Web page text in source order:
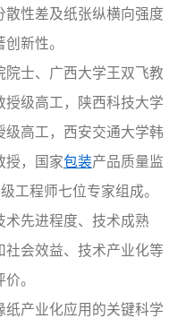
性差及纸张纵横向强度
新性。
士、广西大学王双飞教
级高工，陕西科技大学
高工，西安交通大学韩
授，国家包装产品质量监
工程师七位专家组成。
先进程度、技术成熟
会效益、技术产业化等
。
产业化应用的关键科学